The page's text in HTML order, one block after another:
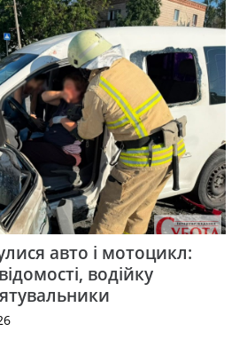
авто і мотоцикл:
водійку